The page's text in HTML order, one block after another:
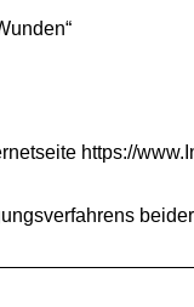
https://